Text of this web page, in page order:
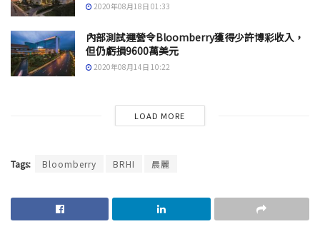
2020年08月18日 01:33
內部測試運營令Bloomberry獲得少許博彩收入，
但仍虧損9600萬美元
2020年08月14日 10:22
LOAD MORE
Tags: Bloomberry BRHI 晨麗